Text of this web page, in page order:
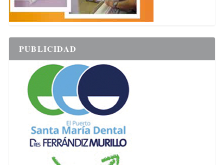
PUBLICIDAD